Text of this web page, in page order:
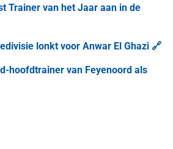
Trainer van het Jaar aan in de
lonkt voor Anwar El Ghazi 🔗
hoofdtrainer van Feyenoord als